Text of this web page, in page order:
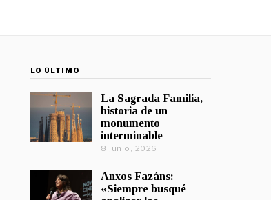
LO ÚLTIMO
La Sagrada Familia,
historia de un
monumento
interminable
8 junio, 2026
Anxos Fazáns:
«Siempre busqué